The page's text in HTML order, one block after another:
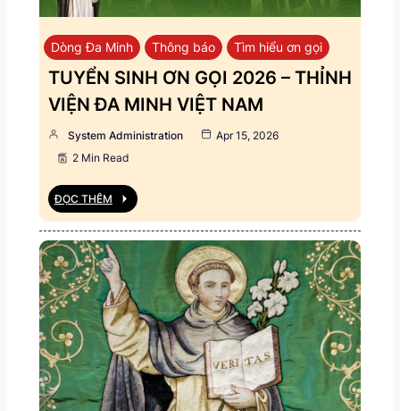
Dòng Đa Minh Thông báo Tìm hiểu ơn gọi
TUYỂN SINH ƠN GỌI 2026 – THỈNH
VIỆN ĐA MINH VIỆT NAM
System Administration
Apr 15, 2026
2 Min Read
ĐỌC THÊM